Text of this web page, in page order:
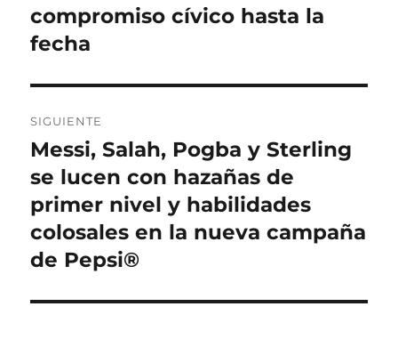
compromiso cívico hasta la
fecha
SIGUIENTE
Entrada
siguiente:
Messi, Salah, Pogba y Sterling
se lucen con hazañas de
primer nivel y habilidades
colosales en la nueva campaña
de Pepsi®